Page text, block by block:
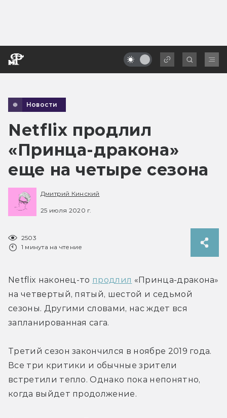
Новости
Netflix продлил
«Принца-дракона»
еще на четыре сезона
Дмитрий Кинский
25 июля 2020 г.
2503
1 минута на чтение
Netflix наконец-то продлил «Принца-дракона»
на четвертый, пятый, шестой и седьмой
сезоны. Другими словами, нас ждет вся
запланированная сага.
Третий сезон закончился в ноябре 2019 года.
Все три критики и обычные зрители
встретили тепло. Однако пока непонятно,
когда выйдет продолжение.